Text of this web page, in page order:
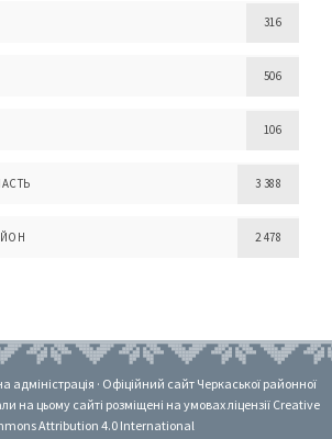
316
506
106
3 388
2 478
адміністрація · Офіційний сайт Черкаської районної
на цьому сайті розміщені на умовах ліцензії Creative
Attribution 4.0 International